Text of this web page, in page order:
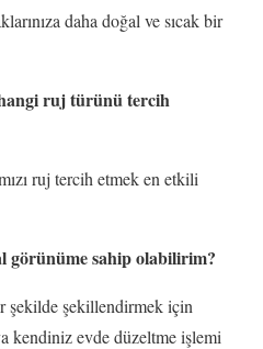
daha doğal ve sıcak bir
ruj türünü tercih
ruj tercih etmek en etkili
görünüme sahip olabilirim?
şekilde şekillendirmek için
kendiniz evde düzeltme işlemi